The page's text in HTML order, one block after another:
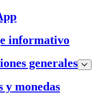
informativo
generales
y monedas